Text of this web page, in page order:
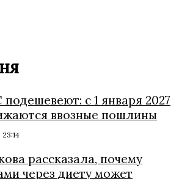
с 1 января 2027
ввозные пошлины
рассказала, почему
через диету может